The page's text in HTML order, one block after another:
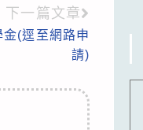
下一篇文章
(逕至網路申
請)